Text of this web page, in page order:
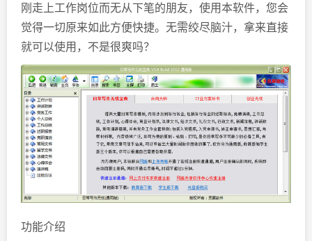
刚走上工作岗位而无从下笔的朋友，使用本软件，您会
觉得一切原来如此方便快捷。无需绞尽脑汁，拿来直接
就可以使用，不是很爽吗？
功能介绍